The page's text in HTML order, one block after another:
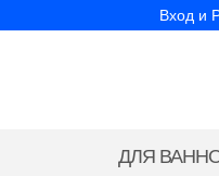
Вход и
ДЛЯ